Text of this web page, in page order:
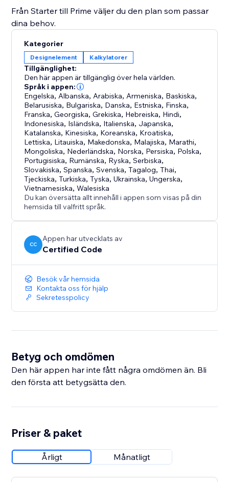
Från Starter till Prime väljer du den plan som passar
dina behov.
Kategorier
Designelement Kalkylatorer
Tillgänglighet:
Den här appen är tillgänglig över hela världen.
Språk i appen:
Engelska, Albanska, Arabiska, Armeniska, Baskiska,
Belarusiska, Bulgariska, Danska, Estniska, Finska,
Franska,Georgiska,Grekiska, Hebreiska, Hindi,
Indonesiska, Isländska, Italienska, Japanska,
Katalanska, Kinesiska, Koreanska, Kroatiska,
Lettiska, Litauiska, Makedonska, Malajiska, Marathi,
Mongoliska, Nederländska, Norska, Persiska, Polska,
Portugisiska, Rumänska, Ryska,Serbiska,
Slovakiska,Spanska,Svenska,Tagalog,Thai,
Tjeckiska,Turkiska,Tyska,Ukrainska,Ungerska,
Vietnamesiska,Walesiska
Du kan översätta allt innehåll i appen som visas på din
hemsida till valfritt språk.
CC
Appen har utvecklats av
Certified Code
Besök vår hemsida
Kontakta oss för hjälp
Sekretesspolicy
Betyg och omdömen
Den här appen har inte fått några omdömen än. Bli
den första att betygsätta den.
Priser & paket
Årligt Månatligt